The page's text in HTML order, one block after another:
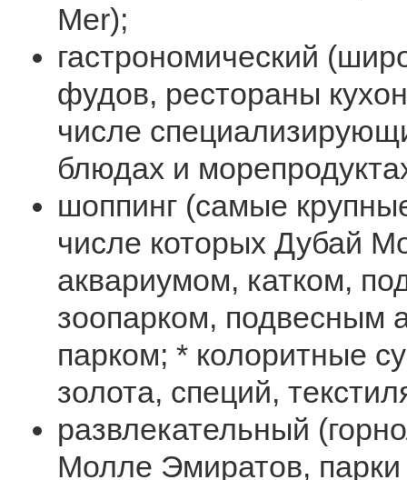
Mer);
гастрономический
фудов, рестораны
числе
блюдах и
шоппинг (самые
числе которых Дубай
аквариумом, катком,
зоопарком, подвесным
парком; * колоритные
золота, специй,
развлекательный
Молле Эмиратов, парки